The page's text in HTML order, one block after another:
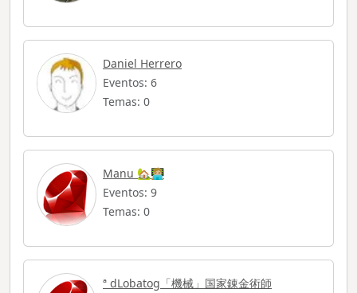
Daniel Herrero
Eventos: 6
Temas: 0
Manu 🏡🧑🏼‍💻
Eventos: 9
Temas: 0
ª dLobatog「機械」国家錬金術師